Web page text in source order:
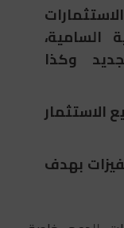
السامية،
وكذا
الاستثمار
بهدف